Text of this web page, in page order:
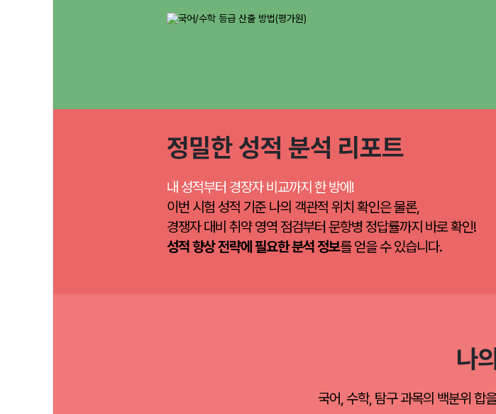
정밀한 성적 분석 리포트
내 성적부터 경장자 비교까지 한 방에!
이번 시험 성적 기준 나의 객관적 위치 확인은 물론,
경쟁자 대비 취약 영역 점검부터 문항병 정답률까지 바로 확인!
성적 향상 전략에 필요한 분석 정보를 얻을 수 있습니다.
나
국어, 수학, 탐구 과목의 백분위 합